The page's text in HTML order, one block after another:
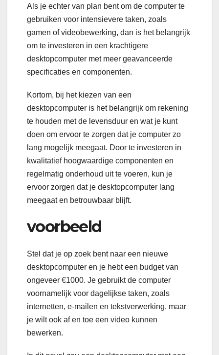
Als je echter van plan bent om de computer te
gebruiken voor intensievere taken, zoals
gamen of videobewerking, dan is het belangrijk
om te investeren in een krachtigere
desktopcomputer met meer geavanceerde
specificaties en componenten.
Kortom, bij het kiezen van een
desktopcomputer is het belangrijk om rekening
te houden met de levensduur en wat je kunt
doen om ervoor te zorgen dat je computer zo
lang mogelijk meegaat. Door te investeren in
kwalitatief hoogwaardige componenten en
regelmatig onderhoud uit te voeren, kun je
ervoor zorgen dat je desktopcomputer lang
meegaat en betrouwbaar blijft.
voorbeeld
Stel dat je op zoek bent naar een nieuwe
desktopcomputer en je hebt een budget van
ongeveer €1000. Je gebruikt de computer
voornamelijk voor dagelijkse taken, zoals
internetten, e-mailen en tekstverwerking, maar
je wilt ook af en toe een video kunnen
bewerken.